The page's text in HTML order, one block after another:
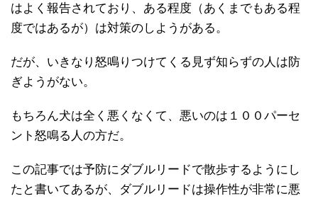
はよく報告されており、ある程度（あくまでもある程
度ではあるが）は対策のしようがある。
だが、いきなり怒鳴りつけてくる見ず知らずの人は防
ぎようがない。
もちろん犬は全く悪くなくて、悪いのは１００パーセ
ント怒鳴る人の方だ。
この記事では予防にダブルリードで散歩するようにし
たと書いてあるが、ダブルリードは操作性が非常に悪